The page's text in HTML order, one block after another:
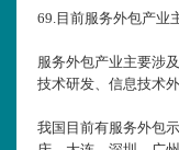
69.目前服务外包产业
服务外包产业主要涉
技术研发、信息技术
我国目前有服务外包